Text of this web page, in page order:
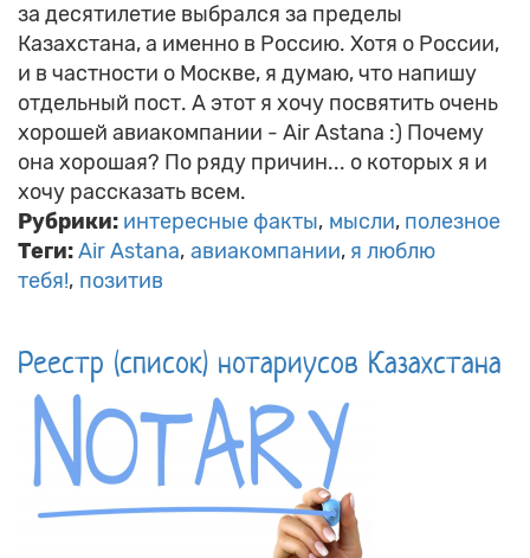
за десятилетие выбрался за пределы
Казахстана, а именно в Россию. Хотя о России,
и в частности о Москве, я думаю, что напишу
отдельный пост. А этот я хочу посвятить очень
хорошей авиакомпании - Air Astana :) Почему
она хорошая? По ряду причин... о которых я и
хочу рассказать всем.
Рубрики: интересные факты мысли полезное
Теги:Air Astana авиакомпании я люблю
тебя! позитив
Реестр (список) нотариусов Казахстана